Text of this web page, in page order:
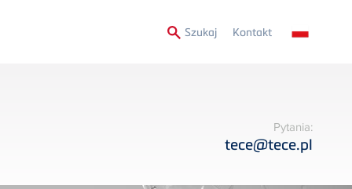
SzukajSecondary
Kontakt
Pytania:
tece@tece.pl